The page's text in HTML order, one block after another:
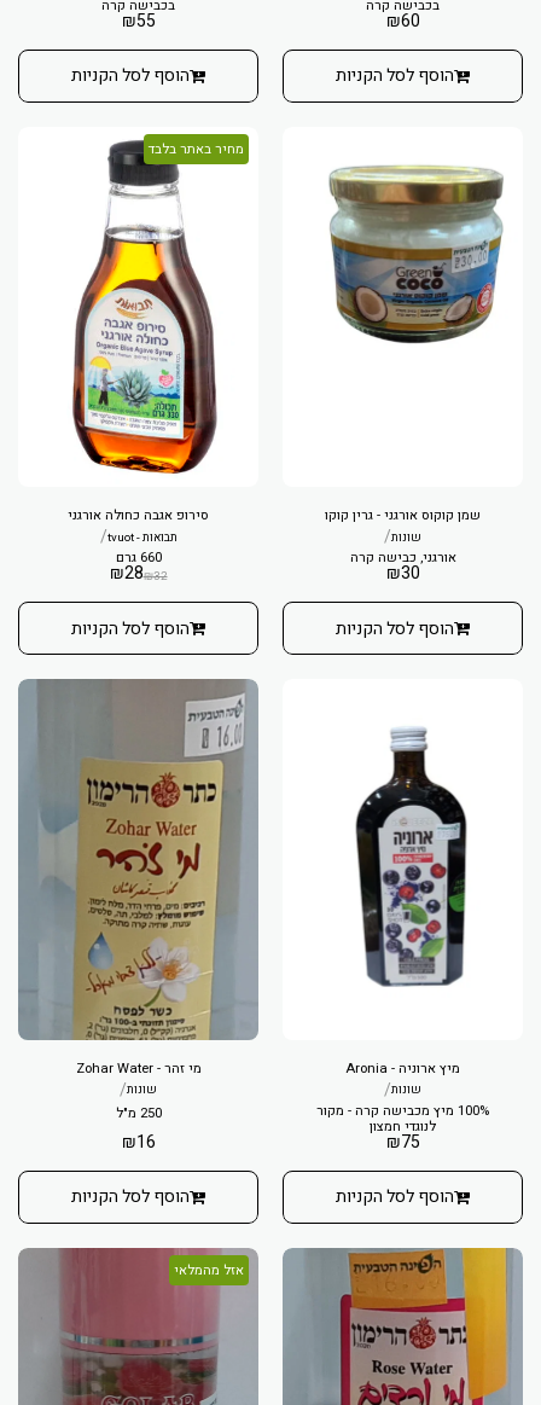
בכבישה קרה
₪60
הוסף לסל הקניות
בכבישה קרה
₪55
הוסף לסל הקניות
שמן קוקוס אורגני - גרין קוקו
שונות/
אורגני, כבישה קרה
₪30
הוסף לסל הקניות
מחיר באתר בלבד
סירופ אגבה כחולה אורגני
תבואות - tvuot /
660 גרם
₪32
₪28
הוסף לסל הקניות
מיץ ארוניה - Aronia
שונות/
100% מיץ מכבישה קרה - מקור
לנוגדי חמצון
₪75
הוסף לסל הקניות
מי זהר - Zohar Water
שונות/
250 מ"ל
₪16
הוסף לסל הקניות
אזל מהמלאי